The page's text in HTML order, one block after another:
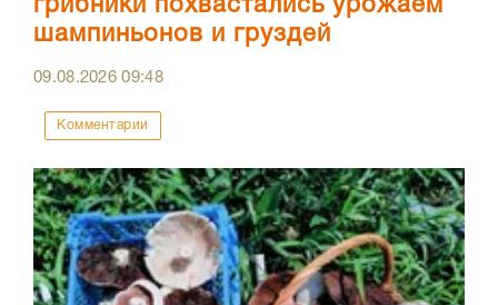
грибники похвастались урожаем
шампиньонов и груздей
09.08.202609:48
Комментарии